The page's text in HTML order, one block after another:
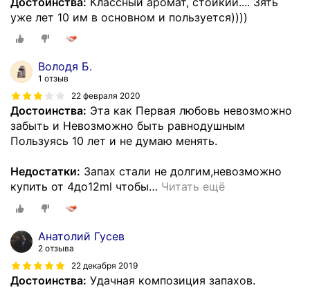
уже лет 10 им в основном и пользуется))))
Володя Б.
1 отзыв
22 февраля 2020
Достоинства: Эта как Первая любовь невозможно
забыть и Невозможно быть равнодушным
Пользуясь 10 лет и не думаю менять.
Недостатки: Запах стали не долгим,невозможно
купить от 4до12ml чтобы… Читать ещё
Анатолий Гусев
2 отзыва
22 декабря 2019
Достоинства: Удачная композиция запахов.